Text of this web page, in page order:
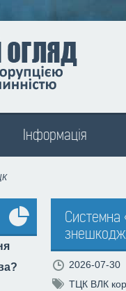
Інформація
Усі
опитування
Системна
2026-07-30
ТЦК ВЛК